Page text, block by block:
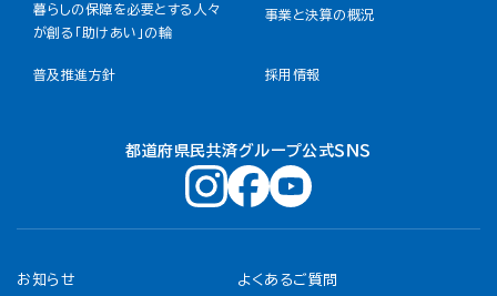
暮らしの保障を必要とする人々
が創る「助けあい」の輪
事業と決算の概況
普及推進方針 採用情報
都道府県民共済グループ公式ＳＮＳ
お知らせ よくあるご質問